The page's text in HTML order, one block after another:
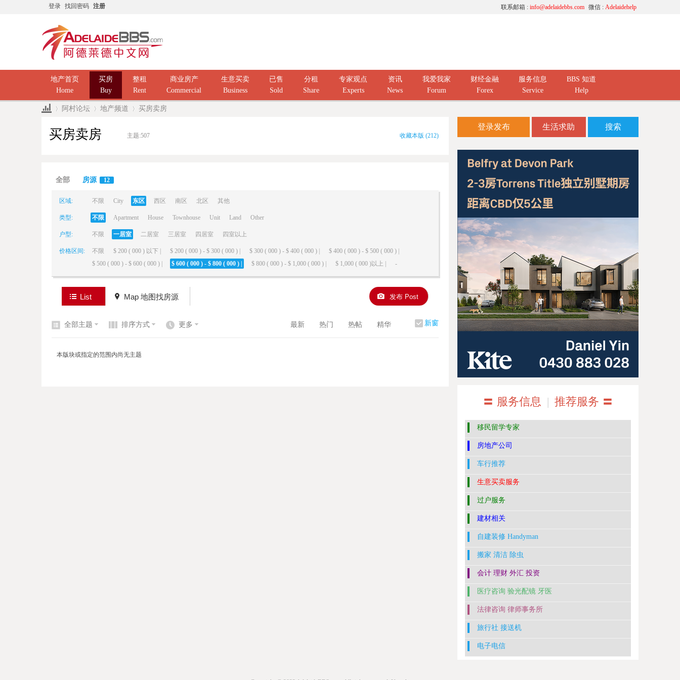
登录 找回密码 注册 微信 : Adelaidehelp
联系邮箱 : info@adelaidebbs.com
地产首页
Home
买房
Buy
整租
Rent
商业房产
Commercial
生意买卖
Business
已售
Sold
分租
Share
专家观点
Experts
资讯
News
我爱我家
Forum
财经金融
Forex
服务信息
Service
BBS 知道
Help
阿村论坛 地产频道 买房卖房
买房卖房 主题:507 收藏本版 (212)
全部 房源 12
区域: 不限 City 东区 西区 南区 北区 其他
类型: 不限 Apartment House Townhouse Unit Land Other
户型: 不限 一居室 二居室 三居室 四居室 四室以上
价格区间: 不限 $ 200 ( 000 ) 以下 | $ 200 ( 000 ) - $ 300 ( 000 ) | $ 300 ( 000 ) - $ 400 ( 000 ) |
$ 400 ( 000 ) - $ 500 ( 000 ) |
$ 500 ( 000 ) - $ 600 ( 000 ) |
$ 600 ( 000 ) - $ 800 ( 000 ) | $ 800 ( 000 ) - $ 1,000 ( 000 ) | $ 1,000 ( 000 )以上 | -
List Map 地图找房源 发布 Post
新窗
全部主题 排序方式 更多 最新 热门 热帖 精华
本版块或指定的范围内尚无主题
登录发布 生活求助 搜索
〓 服务信息 | 推荐服务 〓
移民留学专家
房地产公司
车行推荐
生意买卖服务
过户服务
建材相关
自建装修 Handyman
搬家 清洁 除虫
会计 理财 外汇 投资
医疗咨询 验光配镜 牙医
法律咨询 律师事务所
旅行社 接送机
电子电信